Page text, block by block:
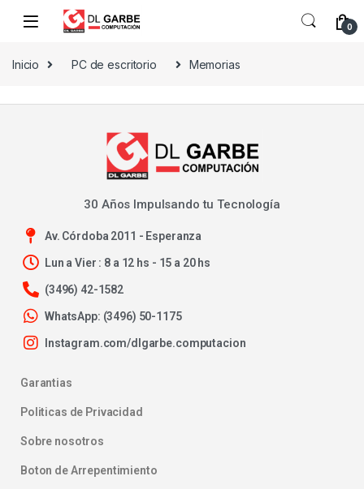
0
Inicio PC de escritorio Memorias
30 Años Impulsando tu Tecnología
Av. Córdoba 2011 - Esperanza
Lun a Vier : 8 a 12 hs - 15 a 20 hs
(3496) 42-1582
WhatsApp: (3496) 50-1175
Instagram.com/dlgarbe.computacion
Garantias
Politicas de Privacidad
Sobre nosotros
Boton de Arrepentimiento